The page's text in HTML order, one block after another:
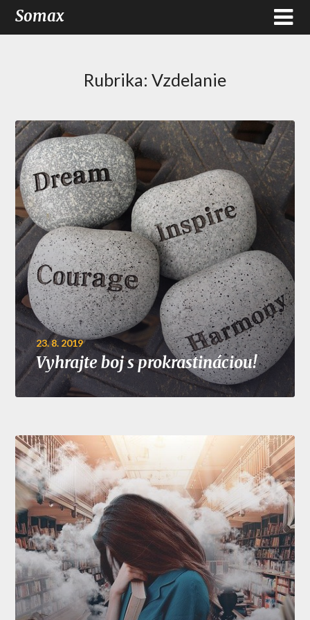
Somax
Rubrika: Vzdelanie
23. 8. 2019
Vyhrajte boj s prokrastináciou!